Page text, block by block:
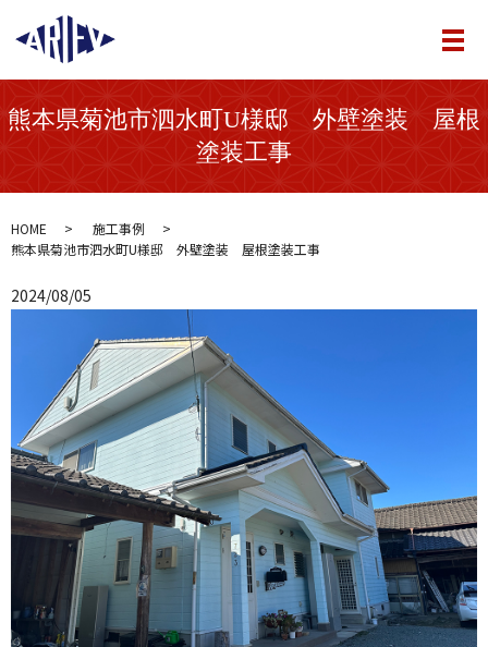
メ
熊本県菊池市泗水町U様邸 外壁塗装 屋根
塗装工事
HOME
施工事例
熊本県菊池市泗水町U様邸 外壁塗装 屋根塗装工事
2024/08/05